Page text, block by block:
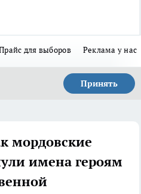
для выборов Реклама у нас
Принять
мордовские
имена героям